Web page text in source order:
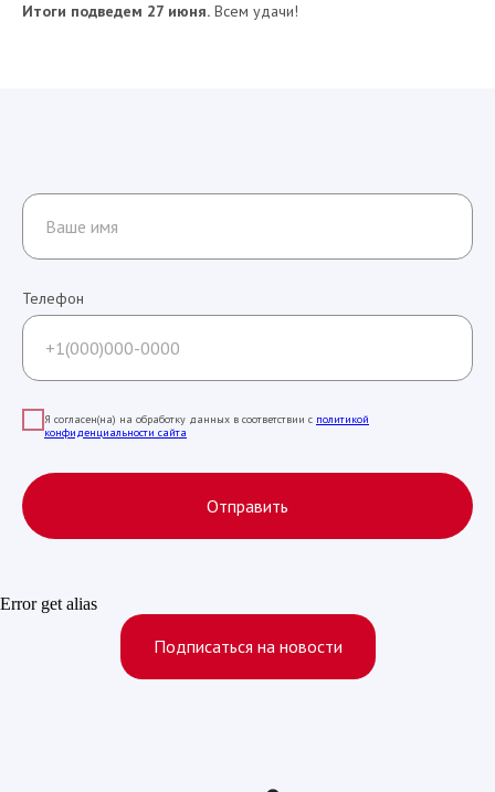
Итоги подведем 27 июня. Всем удачи!
Телефон
Я согласен(на) на обработку данных в соответствии с политикой
конфиденциальности сайта
Отправить
Error get alias
Подписаться на новости